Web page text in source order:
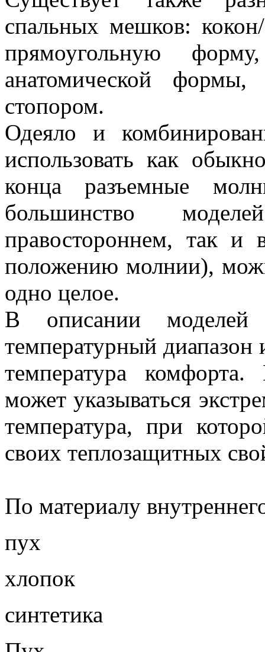
спальных мешков:
прямоугольную
анатомической формы,
стопором.
Одеяло и
использовать как
конца разъемные
большинство
правостороннем, так и
положению молнии),
одно целое.
В описании моделей
температурный диапазон
температура
может указываться
температура, при
своих теплозащитных
По материалу
пух
хлопок
синтетика